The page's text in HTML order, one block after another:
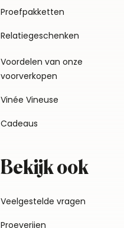
Proefpakketten
Relatiegeschenken
Voordelen van onze
voorverkopen
Vinée Vineuse
Cadeaus
Bekijk ook
Veelgestelde vragen
Proeverijen